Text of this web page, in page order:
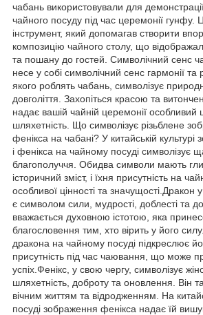
чабань використовували для
чайного посуду під час церемонії гунфу.
інструмент, який допомагав створити
композицію чайного столу, що
та пошану до гостей. Символічний сенс
несе у собі символічний сенс гармонії та
якого роблять чабань, символізує
довголіття. Захопіться красою та
надає вашій чайній церемонії особливий
шляхетність. Що символізує різьблене
фенікса на чабані? У китайській
і фенікса на чайному посуді символізує
благополуччя. Обидва символи мають
історичний зміст, і їхня присутність на
особливої цінності та значущості.Дракон у
є символом сили, мудрості, доблесті та
вважається духовною істотою, яка
благословення тим, хто вірить у його
дракона на чайному посуді підкреслює
присутність під час чаювання, що може
успіх.Фенікс, у свою чергу, символізує
шляхетність, доброту та оновлення. Він
вічним життям та відродженням. На
посуді зображення фенікса надає їй